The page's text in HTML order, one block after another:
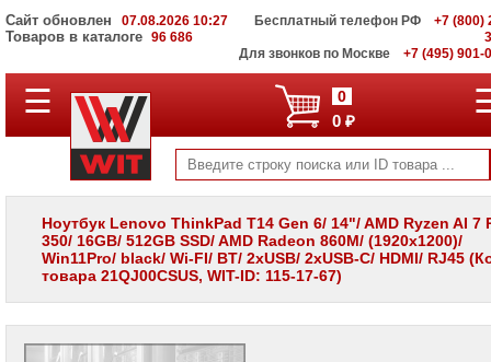
Сайт обновлен 07.08.2026 10:27
Товаров в каталоге 96 686
Бесплатный телефон РФ
+7 (800)
Для звонков по Москве
+7 (495) 901-
ПОЛНЫЙ
КАТАЛОГ
Корпоративные
серверы
WIT
Системы
хранения
данных
Мониторы
☰ 0
0 ₽
Ноутбук Lenovo ThinkPad T14 Gen 6/ 14"/ AMD Ryzen AI 7
350/ 16GB/ 512GB SSD/ AMD Radeon 860M/ (1920x1200)/
Win11Pro/ black/ Wi-FI/ BT/ 2xUSB/ 2xUSB-C/ HDMI/ RJ45
товара 21QJ00CSUS, WIT-ID: 115-17-67)